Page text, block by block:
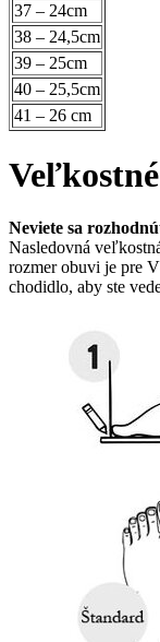
37 – 24cm
38 – 24,5cm
39 – 25cm
40 – 25,5cm
41 – 26 cm
Neviete sa
Nasledovná
rozmer obuvi je pre
chodidlo, aby ste